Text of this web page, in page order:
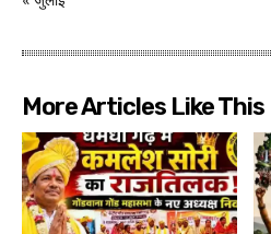
More Articles Like This